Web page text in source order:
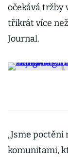
očekává tržby
třikrát více
Journal.
„Jsme
komunitami,